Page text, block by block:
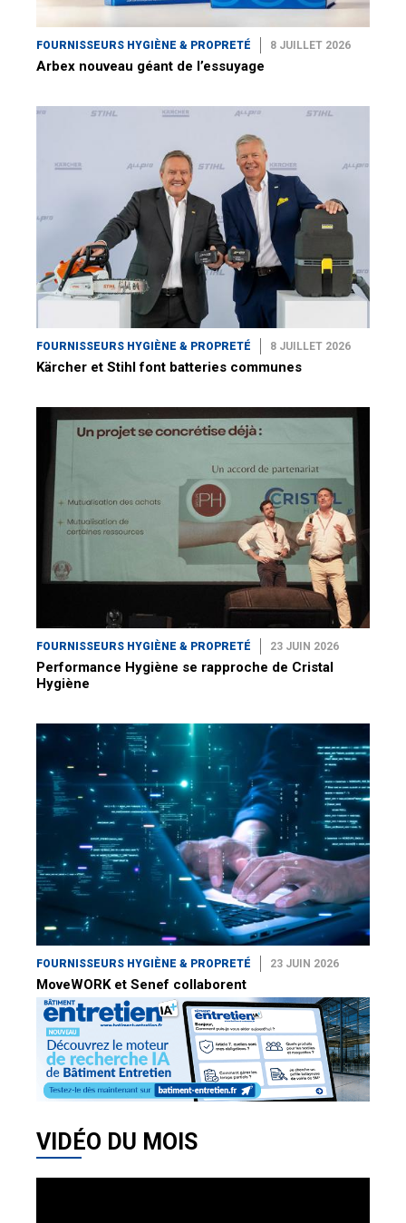
FOURNISSEURS HYGIÈNE & PROPRETÉ 8 JUILLET 2026
Arbex nouveau géant de l’essuyage
FOURNISSEURS HYGIÈNE & PROPRETÉ 8 JUILLET 2026
Kärcher et Stihl font batteries communes
FOURNISSEURS HYGIÈNE & PROPRETÉ 23 JUIN 2026
Performance Hygiène se rapproche de Cristal
Hygiène
FOURNISSEURS HYGIÈNE & PROPRETÉ 23 JUIN 2026
MoveWORK et Senef collaborent
VIDÉO DU MOIS